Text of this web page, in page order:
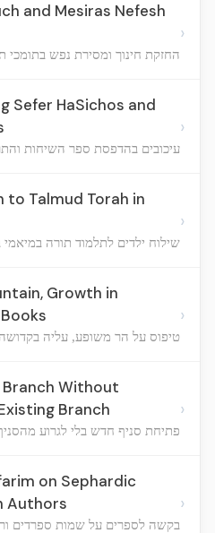
and Mesiras Nefesh
החזקת חינוך ומסירת נפש בתומכי
›
Sefer HaSichos and
עיכובים בהדפסת ספר השיחות
›
to Talmud Torah in
שילוח ילדים לתלמוד תורה
›
Growth in
טיפוס על הר משופע, עליה
›
Branch Without
Branch
פתיחת סניף חדש בלי לגרוע
›
on Sephardic
Authors
בקשה לספרים על שמות ספרדים
›